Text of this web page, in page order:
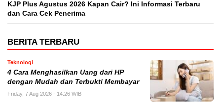
KJP Plus Agustus 2026 Kapan Cair? Ini Informasi Terbaru
dan Cara Cek Penerima
BERITA TERBARU
Teknologi
4 Cara Menghasilkan Uang dari HP
dengan Mudah dan Terbukti Membayar
Friday, 7 Aug 2026 - 14:26 WIB